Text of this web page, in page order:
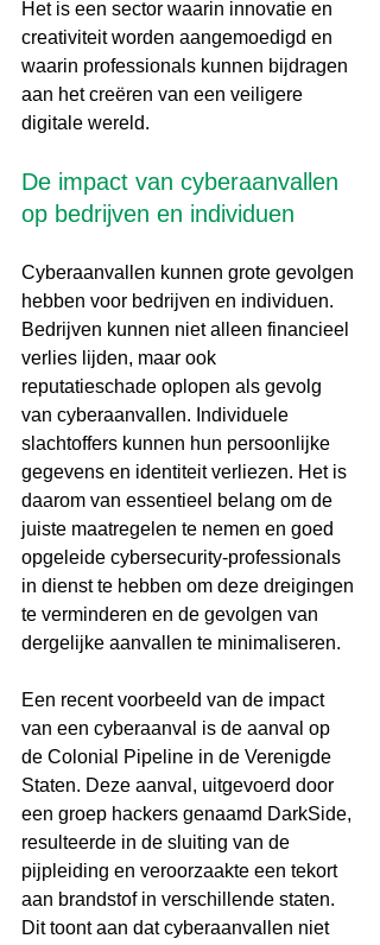
Het is een sector waarin innovatie en
creativiteit worden aangemoedigd en
waarin professionals kunnen bijdragen
aan het creëren van een veiligere
digitale wereld.
De impact van cyberaanvallen
op bedrijven en individuen
Cyberaanvallen kunnen grote gevolgen
hebben voor bedrijven en individuen.
Bedrijven kunnen niet alleen financieel
verlies lijden, maar ook
reputatieschade oplopen als gevolg
van cyberaanvallen. Individuele
slachtoffers kunnen hun persoonlijke
gegevens en identiteit verliezen. Het is
daarom van essentieel belang om de
juiste maatregelen te nemen en goed
opgeleide cybersecurity-professionals
in dienst te hebben om deze dreigingen
te verminderen en de gevolgen van
dergelijke aanvallen te minimaliseren.
Een recent voorbeeld van de impact
van een cyberaanval is de aanval op
de Colonial Pipeline in de Verenigde
Staten. Deze aanval, uitgevoerd door
een groep hackers genaamd DarkSide,
resulteerde in de sluiting van de
pijpleiding en veroorzaakte een tekort
aan brandstof in verschillende staten.
Dit toont aan dat cyberaanvallen niet